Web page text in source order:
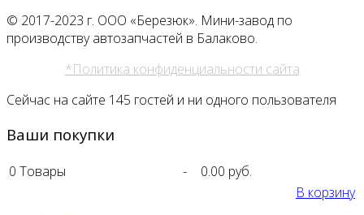
© 2017-2023 г. ООО «Березюк». Мини-завод по
производству автозапчастей в Балаково.
*Политика конфиденциальности сайта
Сейчас на сайте 145 гостей и ни одного пользователя
Ваши покупки
0 Товары -
0.00 руб.
В корзину